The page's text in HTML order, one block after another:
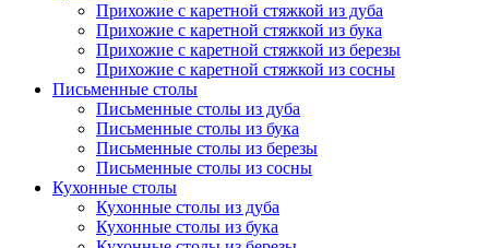
Прихожие с каретной стяжкой из дуба
Прихожие с каретной стяжкой из бука
Прихожие с каретной стяжкой из березы
Прихожие с каретной стяжкой из сосны
Письменные столы
Письменные столы из дуба
Письменные столы из бука
Письменные столы из березы
Письменные столы из сосны
Кухонные столы
Кухонные столы из дуба
Кухонные столы из бука